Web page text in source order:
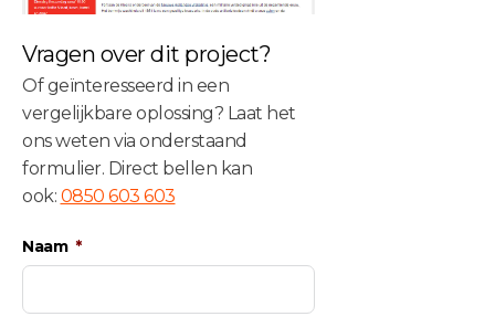
Vragen over dit project?
Of geïnteresseerd in een
vergelijkbare oplossing? Laat het
ons weten via onderstaand
formulier. Direct bellen kan
ook: 0850 603 603
Naam